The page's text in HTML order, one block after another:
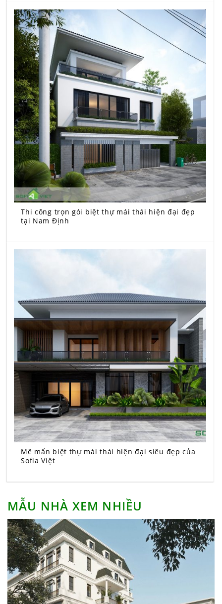
Thi công trọn gói biệt thự mái thái hiện đại đẹp
tại Nam Định
Mê mẩn biệt thự mái thái hiện đại siêu đẹp của
Sofia Việt
MẪU NHÀ XEM NHIỀU